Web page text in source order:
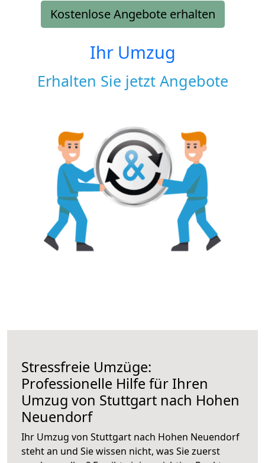
Kostenlose Angebote erhalten
Ihr Umzug
Erhalten Sie jetzt Angebote
Stressfreie Umzüge:
Professionelle Hilfe für Ihren
Umzug von Stuttgart nach Hohen
Neuendorf
Ihr Umzug von Stuttgart nach Hohen Neuendorf
steht an und Sie wissen nicht, was Sie zuerst